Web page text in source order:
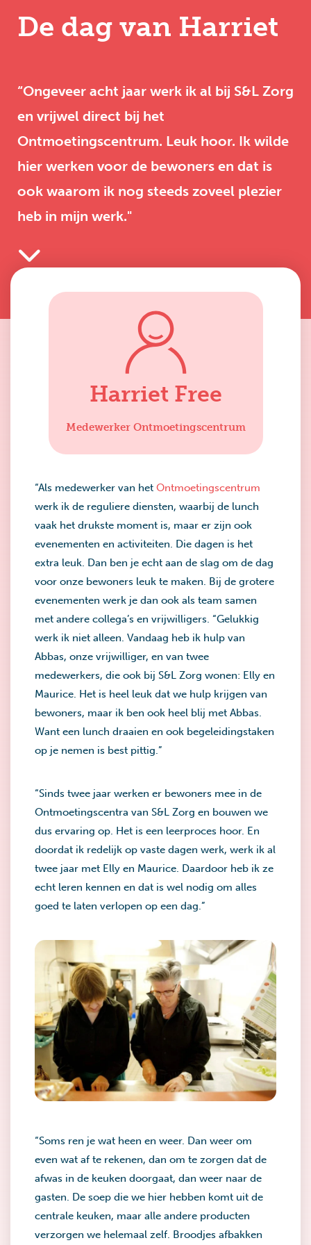
De dag van Harriet
“Ongeveer acht jaar werk ik al bij S&L Zorg
en vrijwel direct bij het
Ontmoetingscentrum. Leuk hoor. Ik wilde
hier werken voor de bewoners en dat is
ook waarom ik nog steeds zoveel plezier
heb in mijn werk."
Harriet Free
Medewerker Ontmoetingscentrum
“Als medewerker van het Ontmoetingscentrum
werk ik de reguliere diensten, waarbij de lunch
vaak het drukste moment is, maar er zijn ook
evenementen en activiteiten. Die dagen is het
extra leuk. Dan ben je echt aan de slag om de dag
voor onze bewoners leuk te maken. Bij de grotere
evenementen werk je dan ook als team samen
met andere collega’s en vrijwilligers. “Gelukkig
werk ik niet alleen. Vandaag heb ik hulp van
Abbas, onze vrijwilliger, en van twee
medewerkers, die ook bij S&L Zorg wonen: Elly en
Maurice. Het is heel leuk dat we hulp krijgen van
bewoners, maar ik ben ook heel blij met Abbas.
Want een lunch draaien en ook begeleidingstaken
op je nemen is best pittig.”
“Sinds twee jaar werken er bewoners mee in de
Ontmoetingscentra van S&L Zorg en bouwen we
dus ervaring op. Het is een leerproces hoor. En
doordat ik redelijk op vaste dagen werk, werk ik al
twee jaar met Elly en Maurice. Daardoor heb ik ze
echt leren kennen en dat is wel nodig om alles
goed te laten verlopen op een dag.”
“Soms ren je wat heen en weer. Dan weer om
even wat af te rekenen, dan om te zorgen dat de
afwas in de keuken doorgaat, dan weer naar de
gasten. De soep die we hier hebben komt uit de
centrale keuken, maar alle andere producten
verzorgen we helemaal zelf. Broodjes afbakken